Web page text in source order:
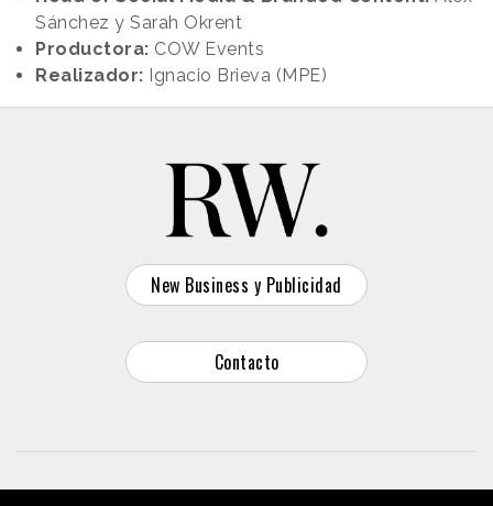
Sánchez y Sarah Okrent
Productora: COW Events
Realizador: Ignacio Brieva (MPE)
New Business y Publicidad
Contacto
© 2026 Reason Why